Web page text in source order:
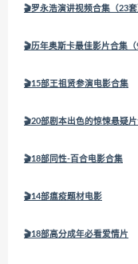
🎬罗永浩演讲视频合集（23套
🎬历年奥斯卡最佳影片合集（
🎬15部王祖贤参演电影合集
🎬20部剧本出色的惊悚悬疑
🎬18部同性-百合电影合集
🎬14部瘟疫题材电影
🎬18部高分成年必看爱情片